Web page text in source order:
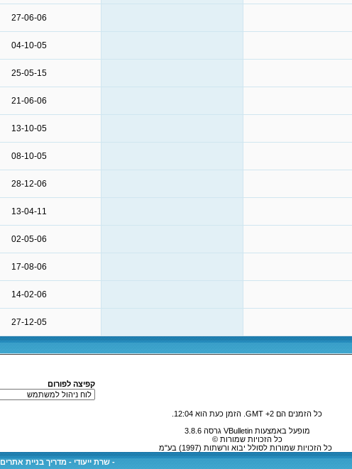
27-06-06
04-10-05
25-05-15
21-06-06
13-10-05
08-10-05
28-12-06
13-04-11
02-05-06
17-08-06
14-02-06
27-12-05
קפיצה לפורום
כל הזמנים הם GMT +2. הזמן כעת הוא 12:04
מופעל באמצעות VBulletin גרסה 3.8.6
כל הזכויות שמורות ©
כל הזכויות שמורות לסולל יבוא ורשתות (1997) בע"מ
- שרת ייעודי - מדריך בניית אתרים